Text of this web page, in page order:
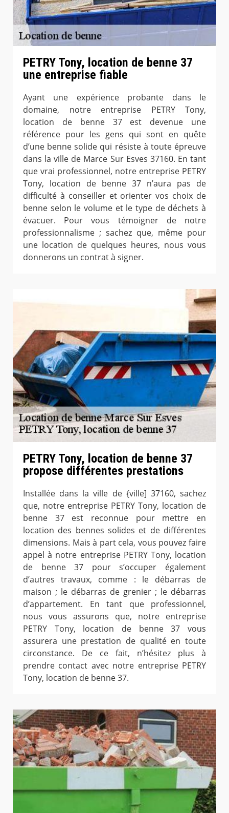
PETRY Tony, location de benne 37
une entreprise fiable
Ayant une expérience probante dans le
domaine, notre entreprise PETRY Tony,
location de benne 37 est devenue une
référence pour les gens qui sont en quête
d’une benne solide qui résiste à toute épreuve
dans la ville de Marce Sur Esves 37160. En tant
que vrai professionnel, notre entreprise PETRY
Tony, location de benne 37 n’aura pas de
difficulté à conseiller et orienter vos choix de
benne selon le volume et le type de déchets à
évacuer. Pour vous témoigner de notre
professionnalisme ; sachez que, même pour
une location de quelques heures, nous vous
donnerons un contrat à signer.
PETRY Tony, location de benne 37
propose différentes prestations
Installée dans la ville de {ville] 37160, sachez
que, notre entreprise PETRY Tony, location de
benne 37 est reconnue pour mettre en
location des bennes solides et de différentes
dimensions. Mais à part cela, vous pouvez faire
appel à notre entreprise PETRY Tony, location
de benne 37 pour s’occuper également
d’autres travaux, comme : le débarras de
maison ; le débarras de grenier ; le débarras
d’appartement. En tant que professionnel,
nous vous assurons que, notre entreprise
PETRY Tony, location de benne 37 vous
assurera une prestation de qualité en toute
circonstance. De ce fait, n’hésitez plus à
prendre contact avec notre entreprise PETRY
Tony, location de benne 37.